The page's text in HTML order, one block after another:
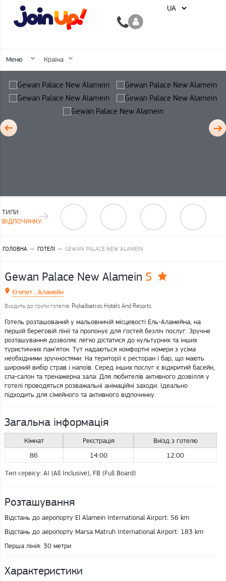
Меню Країна
ТИПИ
ВІДПОЧИНКУ
ГОЛОВНА ГОТЕЛІ GEWAN PALACE NEW ALAMEIN
Gewan Palace New Alamein 5
Єгипет , Аламейн
Входить до групи готелів: Pickalbatros Hotels And Resorts
Готель розташований у мальовничій місцевості Ель-Аламейна, на
першій береговій лінії та пропонує для гостей безліч послуг. Зручне
розташування дозволяє легко дістатися до культурних та інших
туристичних пам’яток. Тут надаються комфортні номери з усіма
необхідними зручностями. На території є ресторан і бар, що мають
широкий вибір страв і напоїв. Серед інших послуг є відкритий басейн,
спа-салон та тренажерна зала. Для любителів активного дозвілля у
готелі проводяться розважальні анімаційні заходи. Ідеально
підходить для сімейного та активного відпочинку.
Загальна інформація
Кімнат
86
Реєстрація
14:00
Виїзд з готелю
12:00
Тип сервісу: AI (All Inclusive), FB (Full Board)
Розташування
Відстань до аеропорту El Alamein International Airport: 56 km
Відстань до аеропорту Marsa Matruh International Airport: 183 km
Перша лінія: 30 метри
Характеристики